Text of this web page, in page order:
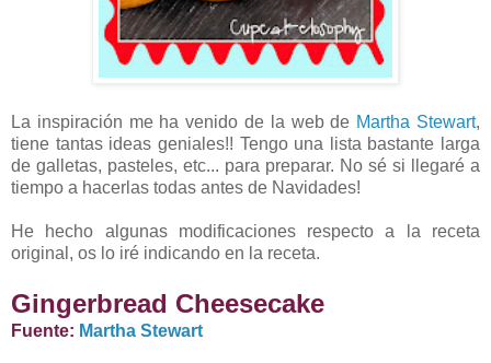
La inspiración me ha venido de la web de Martha Stewart,
tiene tantas ideas geniales!! Tengo una lista bastante larga
de galletas, pasteles, etc... para preparar. No sé si llegaré a
tiempo a hacerlas todas antes de Navidades!
He hecho algunas modificaciones respecto a la receta
original, os lo iré indicando en la receta.
Gingerbread Cheesecake
Fuente: Martha Stewart